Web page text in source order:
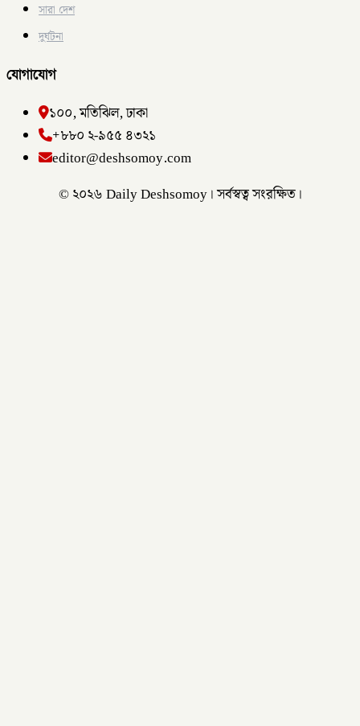
সারা দেশ
দুর্ঘটনা
যোগাযোগ
১০০, মতিঝিল, ঢাকা
+৮৮০ ২-৯৫৫ ৪৩২১
editor@deshsomoy.com
© ২০২৬ Daily Deshsomoy। সর্বস্বত্ব সংরক্ষিত।